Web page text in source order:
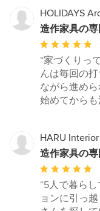
HOLIDAYS
造作家具の
平
均
評
価：
5
中
星
5
“家づくりっ
んは毎回の
ながら進め
始めてから
HARU
造作家具の
平
均
評
“5人で暮ら
ョンに引っ